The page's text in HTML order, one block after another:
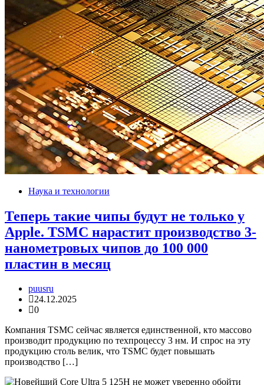
Наука и технологии
Теперь такие чипы будут не только у
Apple. TSMC нарастит производство 3-
нанометровых чипов до 100 000
пластин в месяц
puusru
24.12.2025
0
Компания TSMC сейчас является единственной, кто массово
производит продукцию по техпроцессу 3 нм. И спрос на эту
продукцию столь велик, что TSMC будет повышать
производство […]